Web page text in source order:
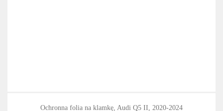
Ochronna folia na klamkę, Audi Q5 II, 2020-2024